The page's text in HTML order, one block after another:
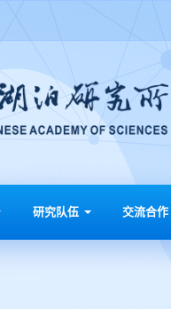
研究队伍 交流合作